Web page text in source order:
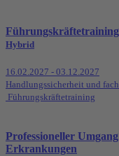
Hybrid
16.02.2027 - 03.12.2027
Handlungssicherheit und
Führungskräftetraining
Professioneller
Erkrankungen